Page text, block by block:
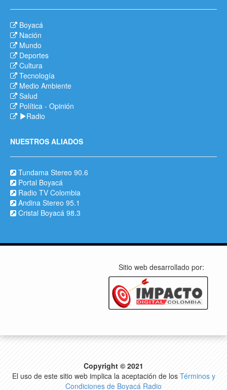
Boyacá
Nación
Mundo
Deportes
Cultura
Tecnología
Medio Ambiente
Salud
Política - Opinión
Radio
NUESTROS ALIADOS
Tundama Stereo 90.6
Portal Boyacá
Radio TV Colombia
Andina Stereo 95.1
Cristal Boyacá 98.3
Sitio web desarrollado por:
Copyright © 2021
El uso de este sitio web implica la aceptación de los Términos y
Condiciones de Boyacá Radio